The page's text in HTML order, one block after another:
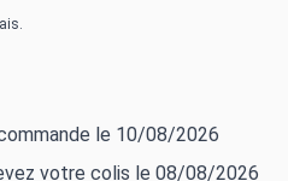
le 10/08/2026
votre colis le 08/08/2026